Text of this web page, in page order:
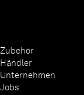
Zubehör
Händler
Unternehmen
Jobs